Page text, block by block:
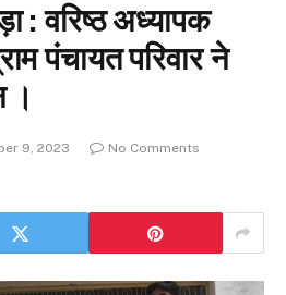
: वरिष्ठ अध्यापक
पंचायत परिवार ने
।
9, 2023
No Comments